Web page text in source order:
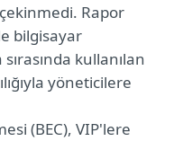
Rapor
bilgisayar
kullanılan
yöneticilere
(BEC), VIP'lere